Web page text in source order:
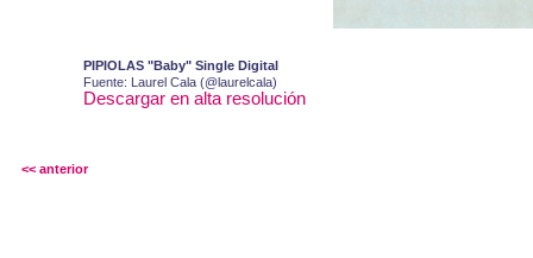
PIPIOLAS "Baby" Single Digital
Fuente: Laurel Cala (@laurelcala)
Descargar en alta resolución
<< anterior